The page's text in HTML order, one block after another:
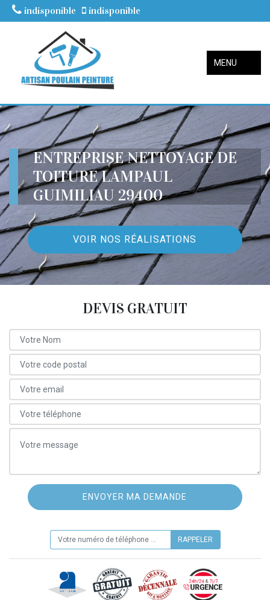
indisponible indisponible
MENU
ENTREPRISE NETTOYAGE DE
TOITURE LAMPAUL
GUIMILIAU 29400
VOIR NOS RÉALISATIONS
DEVIS GRATUIT